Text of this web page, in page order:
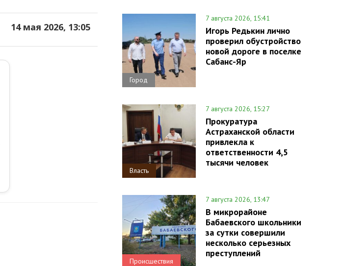
14 мая 2026, 13:05
Город
7 августа 2026, 15:41
Игорь Редькин лично
проверил обустройство
новой дороге в поселке
Сабанс-Яр
Власть
7 августа 2026, 15:27
Прокуратура
Астраханской области
привлекла к
ответственности 4,5
тысячи человек
Происшествия
7 августа 2026, 13:47
В микрорайоне
Бабаевского школьники
за сутки совершили
несколько серьезных
преступлений